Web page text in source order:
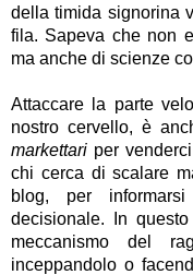
della timida signorina
fila. Sapeva che non
ma anche di scienze
Attaccare la parte
nostro cervello, è
markettari per
chi cerca di scalare
blog, per
decisionale. In
meccanismo del
inceppandolo o